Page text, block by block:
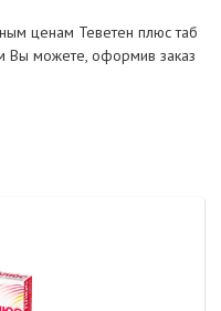
ценам Теветен плюс таб
Вы можете, оформив заказ